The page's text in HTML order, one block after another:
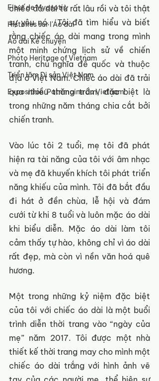
Fleur de Myosotis
Histoires sur l'Áo dài
Áo dài Kể chuyện
Photo Heritage of Vietnam
Triển lãm Di sản Việt Nam
Exposition 'Patrimoine du Vietnam'
chiếc áo dài từ rất lâu rồi và tôi thật
sự yêu nó.  Tôi đã tìm hiểu và biết
rằng chiếc áo dài mang trong mình
một minh chứng lịch sử về chiến
tranh, chủ nghĩa đế quốc và thuộc
địa ở Việt Nam. Chiếc áo dài đã trải
qua nhiều thăng trầm, đặc biệt là
trong những năm tháng chia cắt bởi
chiến tranh.
Vào lúc tôi 2 tuổi, mẹ tôi đã phát
hiện ra tài năng của tôi với âm nhạc
và mẹ đã khuyến khích tôi phát triển
năng khiếu của mình. Tôi đã bắt đầu
đi hát ở đền chùa, lễ hội và đám
cưới từ khi 8 tuổi và luôn mặc áo dài
khi biểu diễn. Mặc áo dài làm tôi
cảm thấy tự hào, không chỉ vì áo dài
rất đẹp, mà còn vì nền văn hoá quê
hương.
Một trong những kỷ niệm đặc biệt
của tôi với chiếc áo dài là một buổi
trình diễn thời trang vào “ngày của
mẹ” năm 2017. Tôi được một nhà
thiết kế thời trang may cho mình một
chiếc áo dài trắng với hình ảnh vẽ